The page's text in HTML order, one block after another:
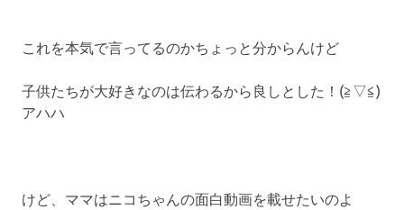
これを本気で言ってるのかちょっと分からんけど
子供たちが大好きなのは伝わるから良しとした！(≧▽≦)
アハハ
けど、ママはニコちゃんの面白動画を載せたいのよ